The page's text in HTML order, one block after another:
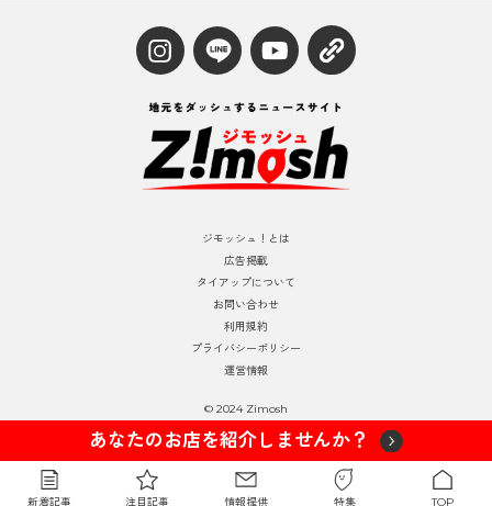
ジモッシュ！とは
広告掲載
タイアップについて
お問い合わせ
利用規約
プライバシーポリシー
運営情報
© 2024 Zimosh
あなたのお店を紹介しませんか？
新着記事 注目記事 情報提供 特集 TOP